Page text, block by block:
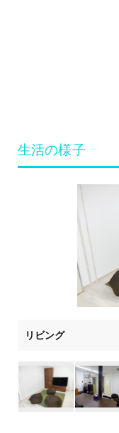
生活の様子
リビング